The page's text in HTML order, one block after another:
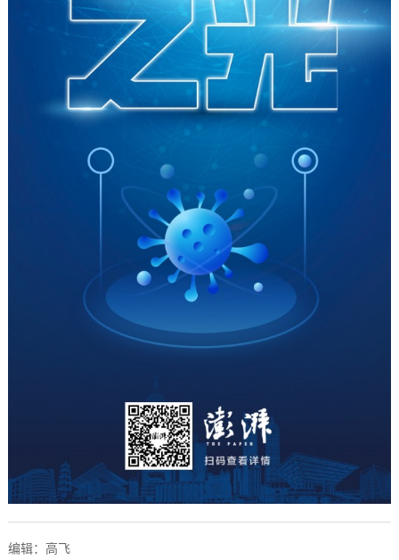
编辑：高飞